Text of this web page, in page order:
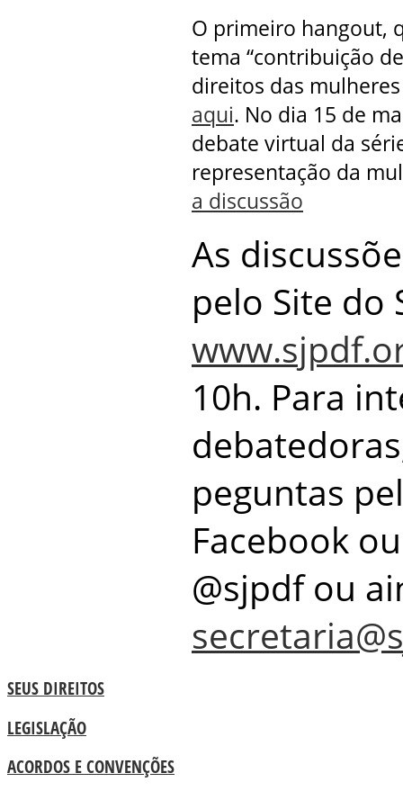
O primeiro hangout,
tema “contribuição
direitos das
aqui. No dia 15 de
debate virtual da
representação da
a discussão
As
pelo Site do
10h. Para
peguntas
Facebook
@sjpdf ou
SEUS DIREITOS
LEGISLAÇÃO
ACORDOS E CONVENÇÕES